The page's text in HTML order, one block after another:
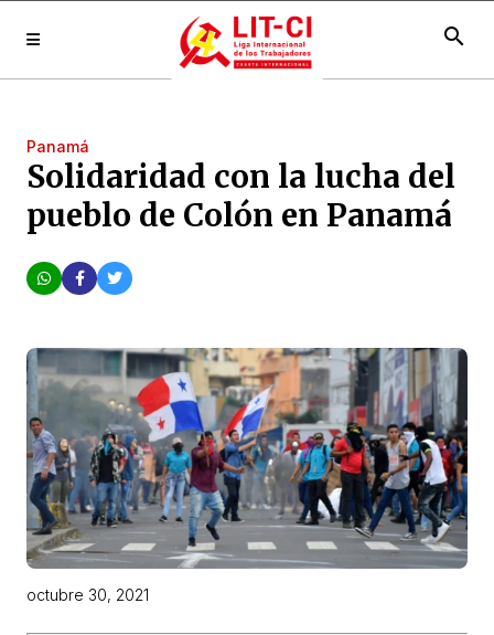
search
Panamá
Solidaridad con la lucha del
pueblo de Colón en Panamá
octubre 30, 2021